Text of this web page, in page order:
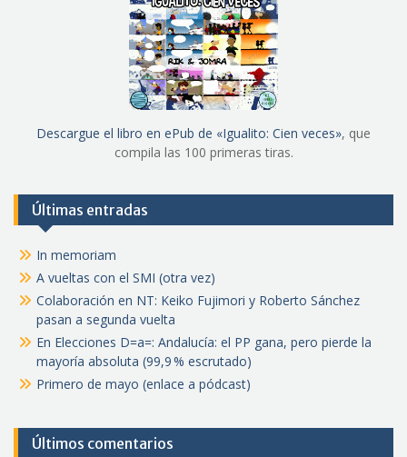
Descargue el libro en ePub de «Igualito: Cien veces», que
compila las 100 primeras tiras.
Últimas entradas
In memoriam
A vueltas con el SMI (otra vez)
Colaboración en NT: Keiko Fujimori y Roberto Sánchez
pasan a segunda vuelta
En Elecciones D=a=: Andalucía: el PP gana, pero pierde la
mayoría absoluta (99,9 % escrutado)
Primero de mayo (enlace a pódcast)
Últimos comentarios